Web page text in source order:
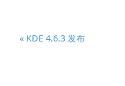
« KDE 4.6.3 发布